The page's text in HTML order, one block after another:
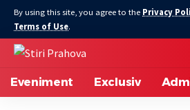
By using this site, you agree to the Privacy
Terms of Use.
Eveniment Exclusiv